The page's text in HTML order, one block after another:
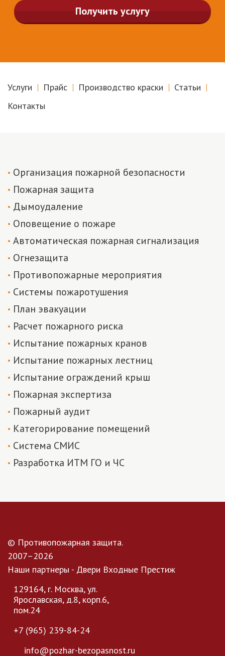
Получить услугу
Услуги Прайс Производство краски
Статьи
Контакты
Организация пожарной безопасности
Пожарная защита
Дымоудаление
Оповещение о пожаре
Автоматическая пожарная сигнализация
Огнезащита
Противопожарные мероприятия
Системы пожаротушения
План эвакуации
Расчет пожарного риска
Испытание пожарных кранов
Испытание пожарных лестниц
Испытание ограждений крыш
Пожарная экспертиза
Пожарный аудит
Категорирование помещений
Система СМИС
Разработка ИТМ ГО и ЧС
© Противопожарная защита.
2007–2026
Наши партнеры - Двери Входные Престиж
129164, г. Москва, ул.
Ярославская, д.8, корп.6,
пом.24
+7 (965) 239-84-24
info@pozhar-bezopasnost.ru